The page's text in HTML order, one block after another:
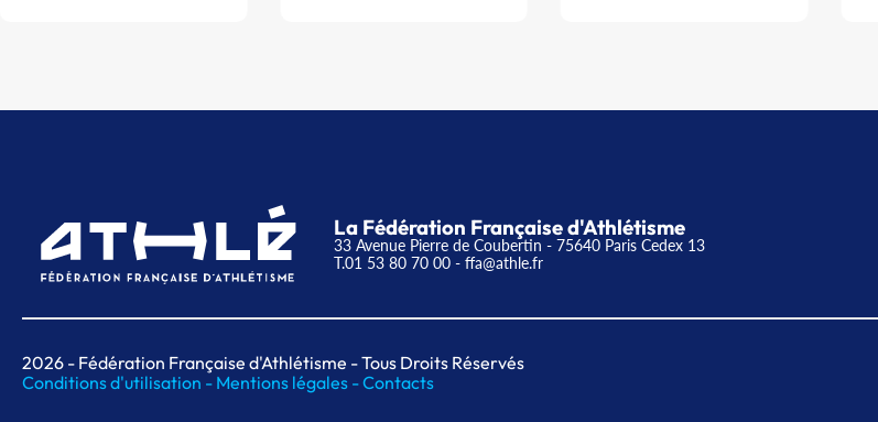
La Fédération Française d'Athlétisme
33 Avenue Pierre de Coubertin - 75640 Paris Cedex 13
T.01 53 80 70 00 - ffa@athle.fr
2026 - Fédération Française d'Athlétisme - Tous Droits Réservés
Conditions d'utilisation - Mentions légales -Contacts